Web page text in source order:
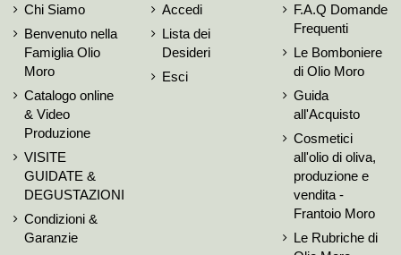
Chi Siamo
Benvenuto nella
Famiglia Olio
Moro
Catalogo online
& Video
Produzione
VISITE
GUIDATE &
DEGUSTAZIONI
Condizioni &
Garanzie
Accedi
Lista dei
Desideri
Esci
F.A.Q Domande
Frequenti
Le Bomboniere
di Olio Moro
Guida
all'Acquisto
Cosmetici
all'olio di oliva,
produzione e
vendita -
Frantoio Moro
Le Rubriche di